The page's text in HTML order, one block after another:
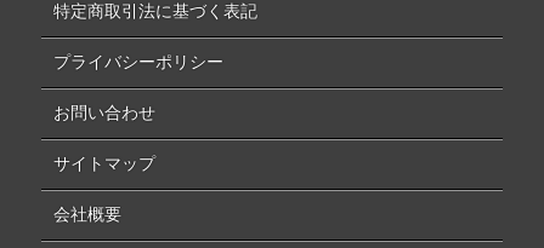
特定商取引法に基づく表記
プライバシーポリシー
お問い合わせ
サイトマップ
会社概要